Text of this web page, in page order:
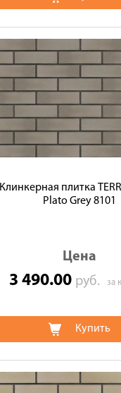
Клинкерная плитка
Plato Grey 8101
Цена
3 490.00 руб. за
Купить